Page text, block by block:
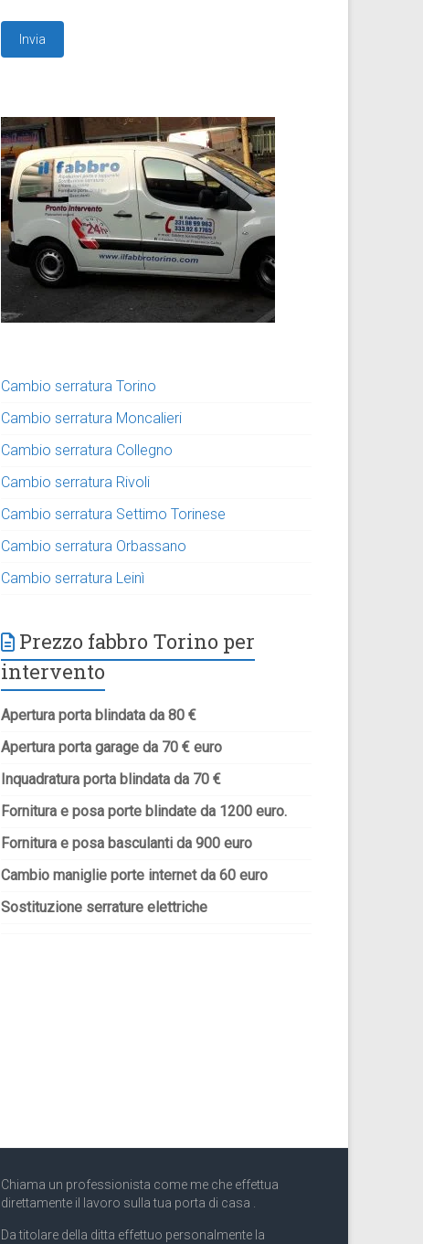
Cambio serratura Torino
Cambio serratura Moncalieri
Cambio serratura Collegno
Cambio serratura Rivoli
Cambio serratura Settimo Torinese
Cambio serratura Orbassano
Cambio serratura Leinì
Prezzo fabbro Torino per
intervento
Apertura porta blindata da 80 €
Apertura porta garage da 70 € euro
Inquadratura porta blindata da 70 €
Fornitura e posa porte blindate da 1200 euro.
Fornitura e posa basculanti da 900 euro
Cambio maniglie porte internet da 60 euro
Sostituzione serrature elettriche
Chiama un professionista come me che effettua
direttamente il lavoro sulla tua porta di casa .
Da titolare della ditta effettuo personalmente la